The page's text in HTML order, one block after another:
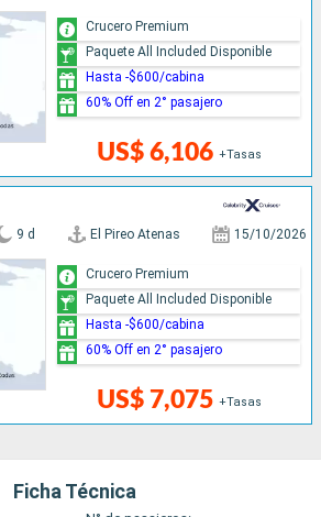
US$ 6,106 +Tasas
Crucero Premium
Paquete All Included Disponible
Hasta -$600/cabina
60% Off en 2° pasajero
9 d El Pireo Atenas 15/10/2026
US$ 7,075 +Tasas
Crucero Premium
Paquete All Included Disponible
Hasta -$600/cabina
60% Off en 2° pasajero
Ficha Técnica